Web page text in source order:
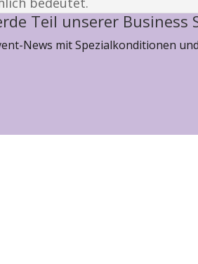
Teil unserer Business
News mit Spezialkonditionen